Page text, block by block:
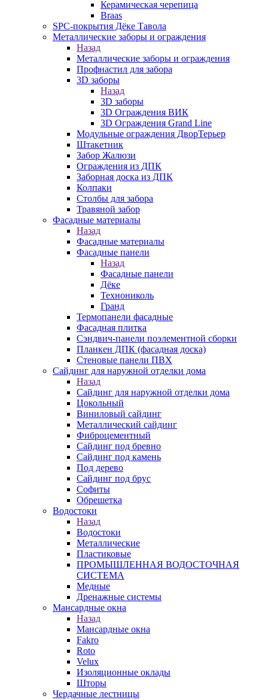
Керамическая черепица
Braas
SPC-покрытия Дёке Тавола
Металлические заборы и ограждения
Назад
Металлические заборы и ограждения
Профнастил для забора
3D заборы
Назад
3D заборы
3D Ограждения ВИК
3D Ограждения Grand Line
Модульные ограждения ДворТерьер
Штакетник
Забор Жалюзи
Ограждения из ДПК
Заборная доска из ДПК
Колпаки
Столбы для забора
Травяной забор
Фасадные материалы
Назад
Фасадные материалы
Фасадные панели
Назад
Фасадные панели
Дёке
Технониколь
Гранд
Термопанели фасадные
Фасадная плитка
Сэндвич-панели поэлементной сборки
Планкен ДПК (фасадная доска)
Стеновые панели ПВХ
Сайдинг для наружной отделки дома
Назад
Сайдинг для наружной отделки дома
Цокольный
Виниловый сайдинг
Металлический сайдинг
Фиброцементный
Сайдинг под бревно
Сайдинг под камень
Под дерево
Сайдинг под брус
Софиты
Обрешетка
Водостоки
Назад
Водостоки
Металлические
Пластиковые
ПРОМЫШЛЕННАЯ ВОДОСТОЧНАЯ
СИСТЕМА
Медные
Дренажные системы
Мансардные окна
Назад
Мансардные окна
Fakro
Roto
Velux
Изоляционные оклады
Шторы
Чердачные лестницы